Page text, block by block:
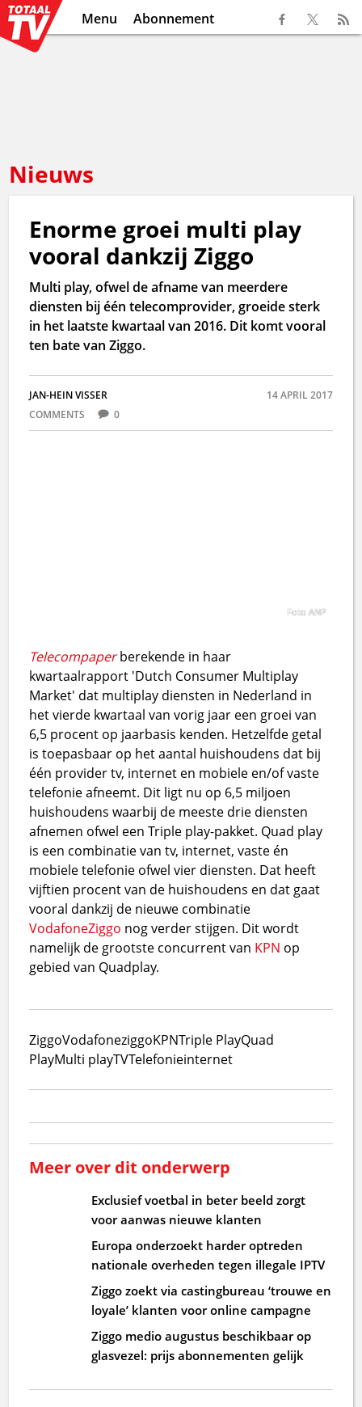
Menu Abonnement
Nieuws
Enorme groei multi play
vooral dankzij Ziggo
Multi play, ofwel de afname van meerdere
diensten bij één telecomprovider, groeide sterk
in het laatste kwartaal van 2016. Dit komt vooral
ten bate van Ziggo.
JAN-HEIN VISSER
14 APRIL 2017
COMMENTS
0
Foto ANP
Telecompaperberekende in haar
kwartaalrapport 'Dutch Consumer Multiplay
Market' dat multiplay diensten in Nederland in
het vierde kwartaal van vorig jaar een groei van
6,5 procent op jaarbasis kenden. Hetzelfde getal
is toepasbaar op het aantal huishoudens dat bij
één provider tv, internet en mobiele en/of vaste
telefonie afneemt. Dit ligt nu op 6,5 miljoen
huishoudens waarbij de meeste drie diensten
afnemen ofwel een Triple play-pakket. Quad play
is een combinatie van tv, internet, vaste én
mobiele telefonie ofwel vier diensten. Dat heeft
vijftien procent van de huishoudens en dat gaat
vooral dankzij de nieuwe combinatie
VodafoneZiggo nog verder stijgen. Dit wordt
namelijk de grootste concurrent van KPN op
gebied van Quadplay.
ZiggoVodafoneziggoKPNTriple PlayQuad
PlayMulti playTVTelefonieinternet
Meer over dit onderwerp
Exclusief voetbal in beter beeld zorgt
voor aanwas nieuwe klanten
Europa onderzoekt harder optreden
nationale overheden tegen illegale IPTV
Ziggo zoekt via castingbureau ‘trouwe en
loyale’ klanten voor online campagne
Ziggo medio augustus beschikbaar op
glasvezel: prijs abonnementen gelijk